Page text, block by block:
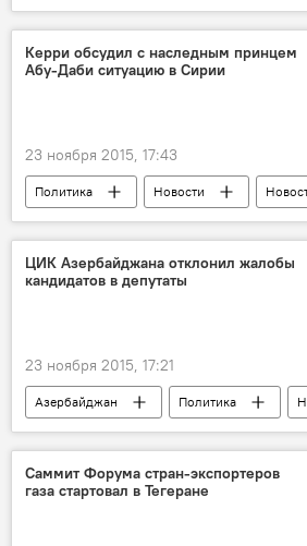
Тегеран
Форум стран-экспортеров газа (ФСЭГ)
Долгосрочные контракты
Керри обсудил с наследным принцем
Абу-Даби ситуацию в Сирии
23 ноября 2015, 17:43
Политика Новости
ЦИК Азербайджана отклонил жалобы
кандидатов в депутаты
23 ноября 2015, 17:21
Азербайджан Политика
Саммит Форума стран-экспортеров
газа стартовал в Тегеране